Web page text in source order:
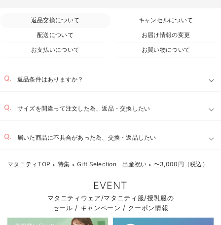
返品交換について
キャンセルについて
配送について
お届け情報の変更
お支払いについて
お買い物について
返品条件はありますか？
サイズを間違って注文した為、返品・交換したい
届いた商品に不具合があった為、交換・返品したい
お気に入り商品を確認する
マタニティTOP ＞ 特集 ＞ Gift Selection 出産祝い ＞ 〜3,000円（税込）
EVENT
マタニティウェア/マタニティ服/授乳服の
セール / キャンペーン / クーポン情報